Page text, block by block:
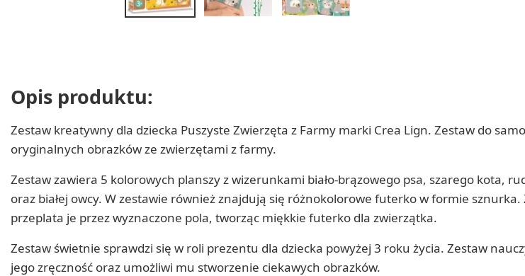
Opis produktu:
Zestaw kreatywny dla dziecka Puszyste Zwierzęta z Farmy marki Crea Lign. Zestaw do
oryginalnych obrazków ze zwierzętami z farmy.
Zestaw zawiera 5 kolorowych planszy z wizerunkami biało-brązowego psa, szarego kota,
oraz białej owcy. W zestawie również znajdują się różnokolorowe futerko w formie sznurka.
przeplata je przez wyznaczone pola, tworząc miękkie futerko dla zwierzątka.
Zestaw świetnie sprawdzi się w roli prezentu dla dziecka powyżej 3 roku życia. Zestaw
jego zręczność oraz umożliwi mu stworzenie ciekawych obrazków.